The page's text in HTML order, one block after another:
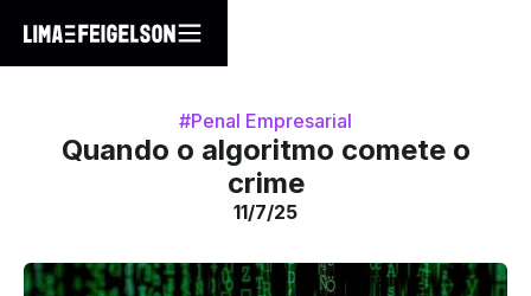
#Penal Empresarial
Quando o algoritmo comete o
crime
11/7/25